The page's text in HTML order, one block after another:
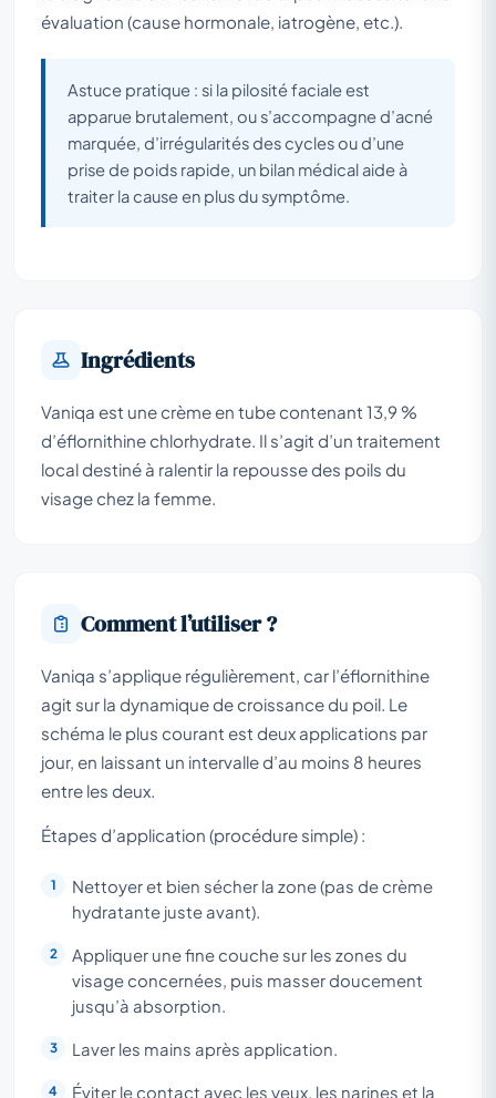
évaluation (cause hormonale, iatrogène, etc.).
Astuce pratique : si la pilosité faciale est
apparue brutalement, ou s’accompagne d’acné
marquée, d’irrégularités des cycles ou d’une
prise de poids rapide, un bilan médical aide à
traiter la cause en plus du symptôme.
Ingrédients
Vaniqa est une crème en tube contenant 13,9 %
d’éflornithine chlorhydrate. Il s’agit d’un traitement
local destiné à ralentir la repousse des poils du
visage chez la femme.
Comment l’utiliser ?
Vaniqa s’applique régulièrement, car l’éflornithine
agit sur la dynamique de croissance du poil. Le
schéma le plus courant est deux applications par
jour, en laissant un intervalle d’au moins 8 heures
entre les deux.
Étapes d’application (procédure simple) :
Nettoyer et bien sécher la zone (pas de crème
hydratante juste avant).
Appliquer une fine couche sur les zones du
visage concernées, puis masser doucement
jusqu’à absorption.
Laver les mains après application.
Éviter le contact avec les yeux, les narines et la